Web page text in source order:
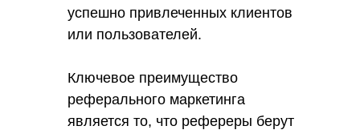
успешно привлеченных клиентов
или пользователей.
Ключевое преимущество
реферального маркетинга
является то, что рефереры берут